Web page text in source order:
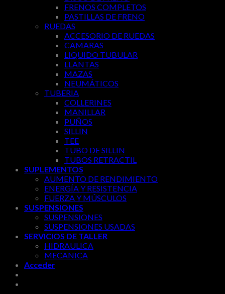
FRENOS COMPLETOS
PASTILLAS DE FRENO
RUEDAS
ACCESORIO DE RUEDAS
CAMARAS
LIQUIDO TUBULAR
LLANTAS
MAZAS
NEUMÁTICOS
TUBERIA
COLLERINES
MANILLAR
PUÑOS
SILLIN
TEE
TUBO DE SILLIN
TUBOS RETRACTIL
SUPLEMENTOS
AUMENTO DE RENDIMIENTO
ENERGÍA Y RESISTENCIA
FUERZA Y MÚSCULOS
SUSPENSIONES
SUSPENSIONES
SUSPENSIONES USADAS
SERVICIOS DE TALLER
HIDRAULICA
MECANICA
Acceder